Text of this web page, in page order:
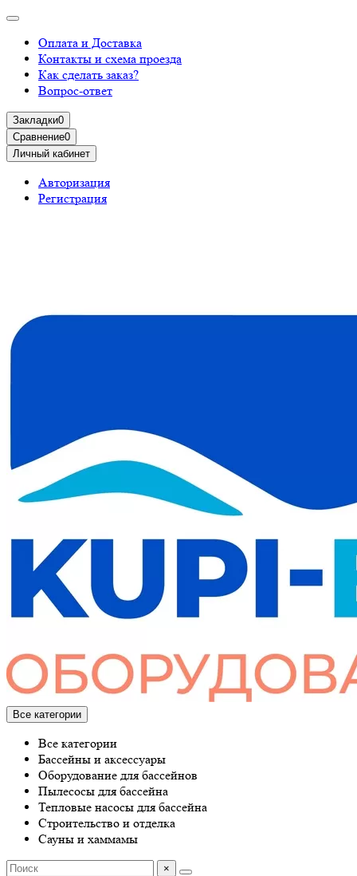
Оплата и Доставка
Контакты и схема проезда
Как сделать заказ?
Вопрос-ответ
Закладки0
Сравнение0
Личный кабинет
Авторизация
Регистрация
Все категории
Все категории
Бассейны и аксессуары
Оборудование для бассейнов
Пылесосы для бассейна
Тепловые насосы для бассейна
Строительство и отделка
Сауны и хаммамы
×